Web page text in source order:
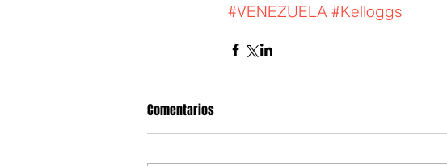
#VENEZUELA #Kelloggs
Comentarios